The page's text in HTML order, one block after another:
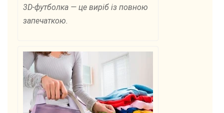
3D-футболка — це виріб із повною
запечаткою.